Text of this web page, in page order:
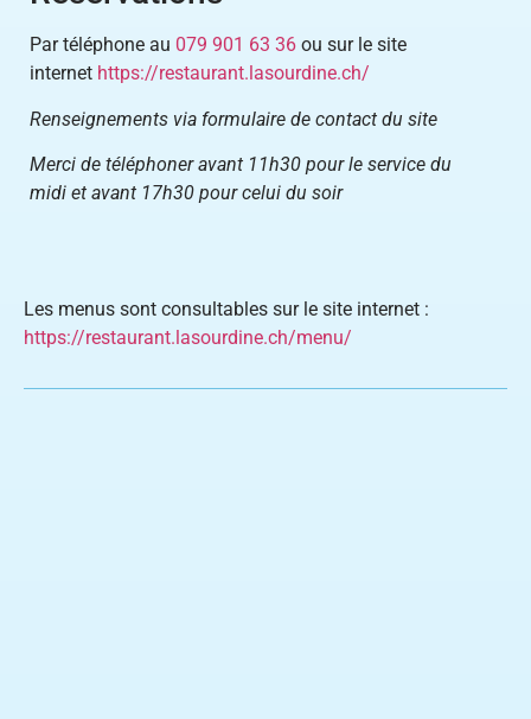
Par téléphone au 079 901 63 36 ou sur le site
internet https://restaurant.lasourdine.ch/
Renseignements via formulaire de contact du site
Merci de téléphoner avant 11h30 pour le service du
midi et avant 17h30 pour celui du soir
Les menus sont consultables sur le site internet :
https://restaurant.lasourdine.ch/menu/